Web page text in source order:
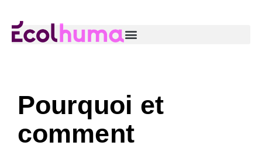
Pourquoi et
comment